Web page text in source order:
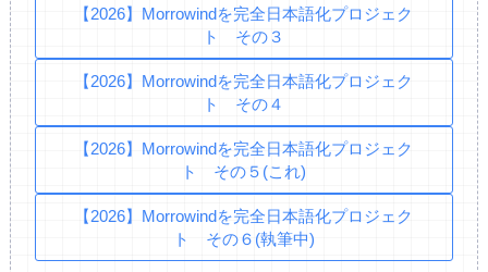
【2026】Morrowindを完全日本語化プロジェク
ト その３
【2026】Morrowindを完全日本語化プロジェク
ト その４
【2026】Morrowindを完全日本語化プロジェク
ト その５(これ)
【2026】Morrowindを完全日本語化プロジェク
ト その６(執筆中)